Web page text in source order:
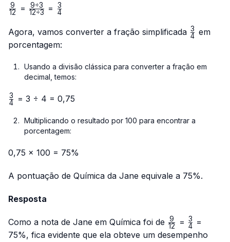
\frac{9}
12
9 = \frac{9
{12 ÷
3}
12÷3
9÷3 = \frac{3}
4
3
Agora, vamos converter a fração simplificada \frac{3}
4
3 em
porcentagem:
Usando a divisão clássica para converter a fração em
decimal, temos:
\frac{3}
4
3 = 3 ÷ 4 = 0,75
Multiplicando o resultado por 100 para encontrar a
porcentagem:
0,75 × 100 = 75%
A pontuação de Química da Jane equivale a 75%.
Resposta
Como a nota de Jane em Química foi de \frac{9}
{12}
12
9 = \frac{3}
{4}
4
3
=
75%, fica evidente que ela obteve um desempenho